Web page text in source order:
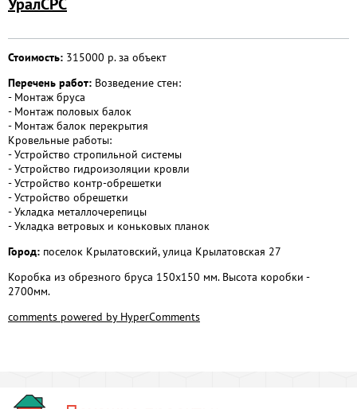
Стоимость: 315000 р. за объект
Перечень работ: Возведение стен:
- Монтаж бруса
- Монтаж половых балок
- Монтаж балок перекрытия
Кровельные работы:
- Устройство стропильной системы
- Устройство гидроизоляции кровли
- Устройство контр-обрешетки
- Устройство обрешетки
- Укладка металлочерепицы
- Укладка ветровых и коньковых планок
Город: поселок Крылатовский, улица Крылатовская 27
Коробка из обрезного бруса 150х150 мм. Высота коробки -
2700мм.
comments powered by HyperComments